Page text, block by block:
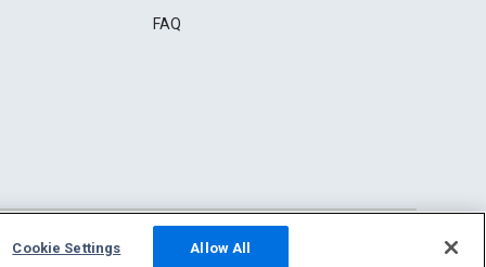
FAQ
Cookie Settings Allow All